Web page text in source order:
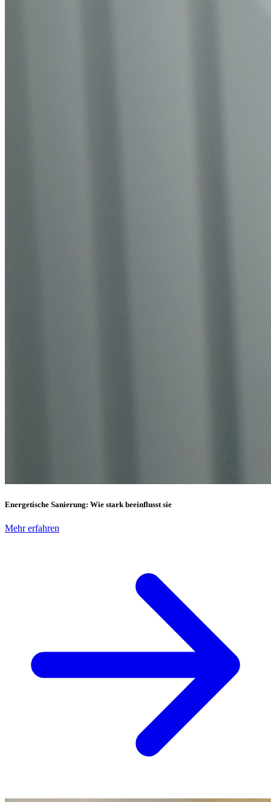
Energetische Sanierung: Wie stark beeinflusst sie
Mehr erfahren